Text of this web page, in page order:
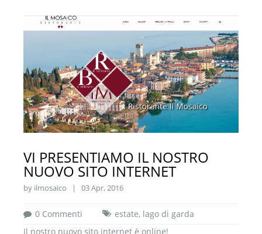
VI PRESENTIAMO IL NOSTRO
NUOVO SITO INTERNET
by ilmosaico | 03 Apr, 2016
0 Commenti estate, lago di garda
Il nostro nuovo sito internet è online!